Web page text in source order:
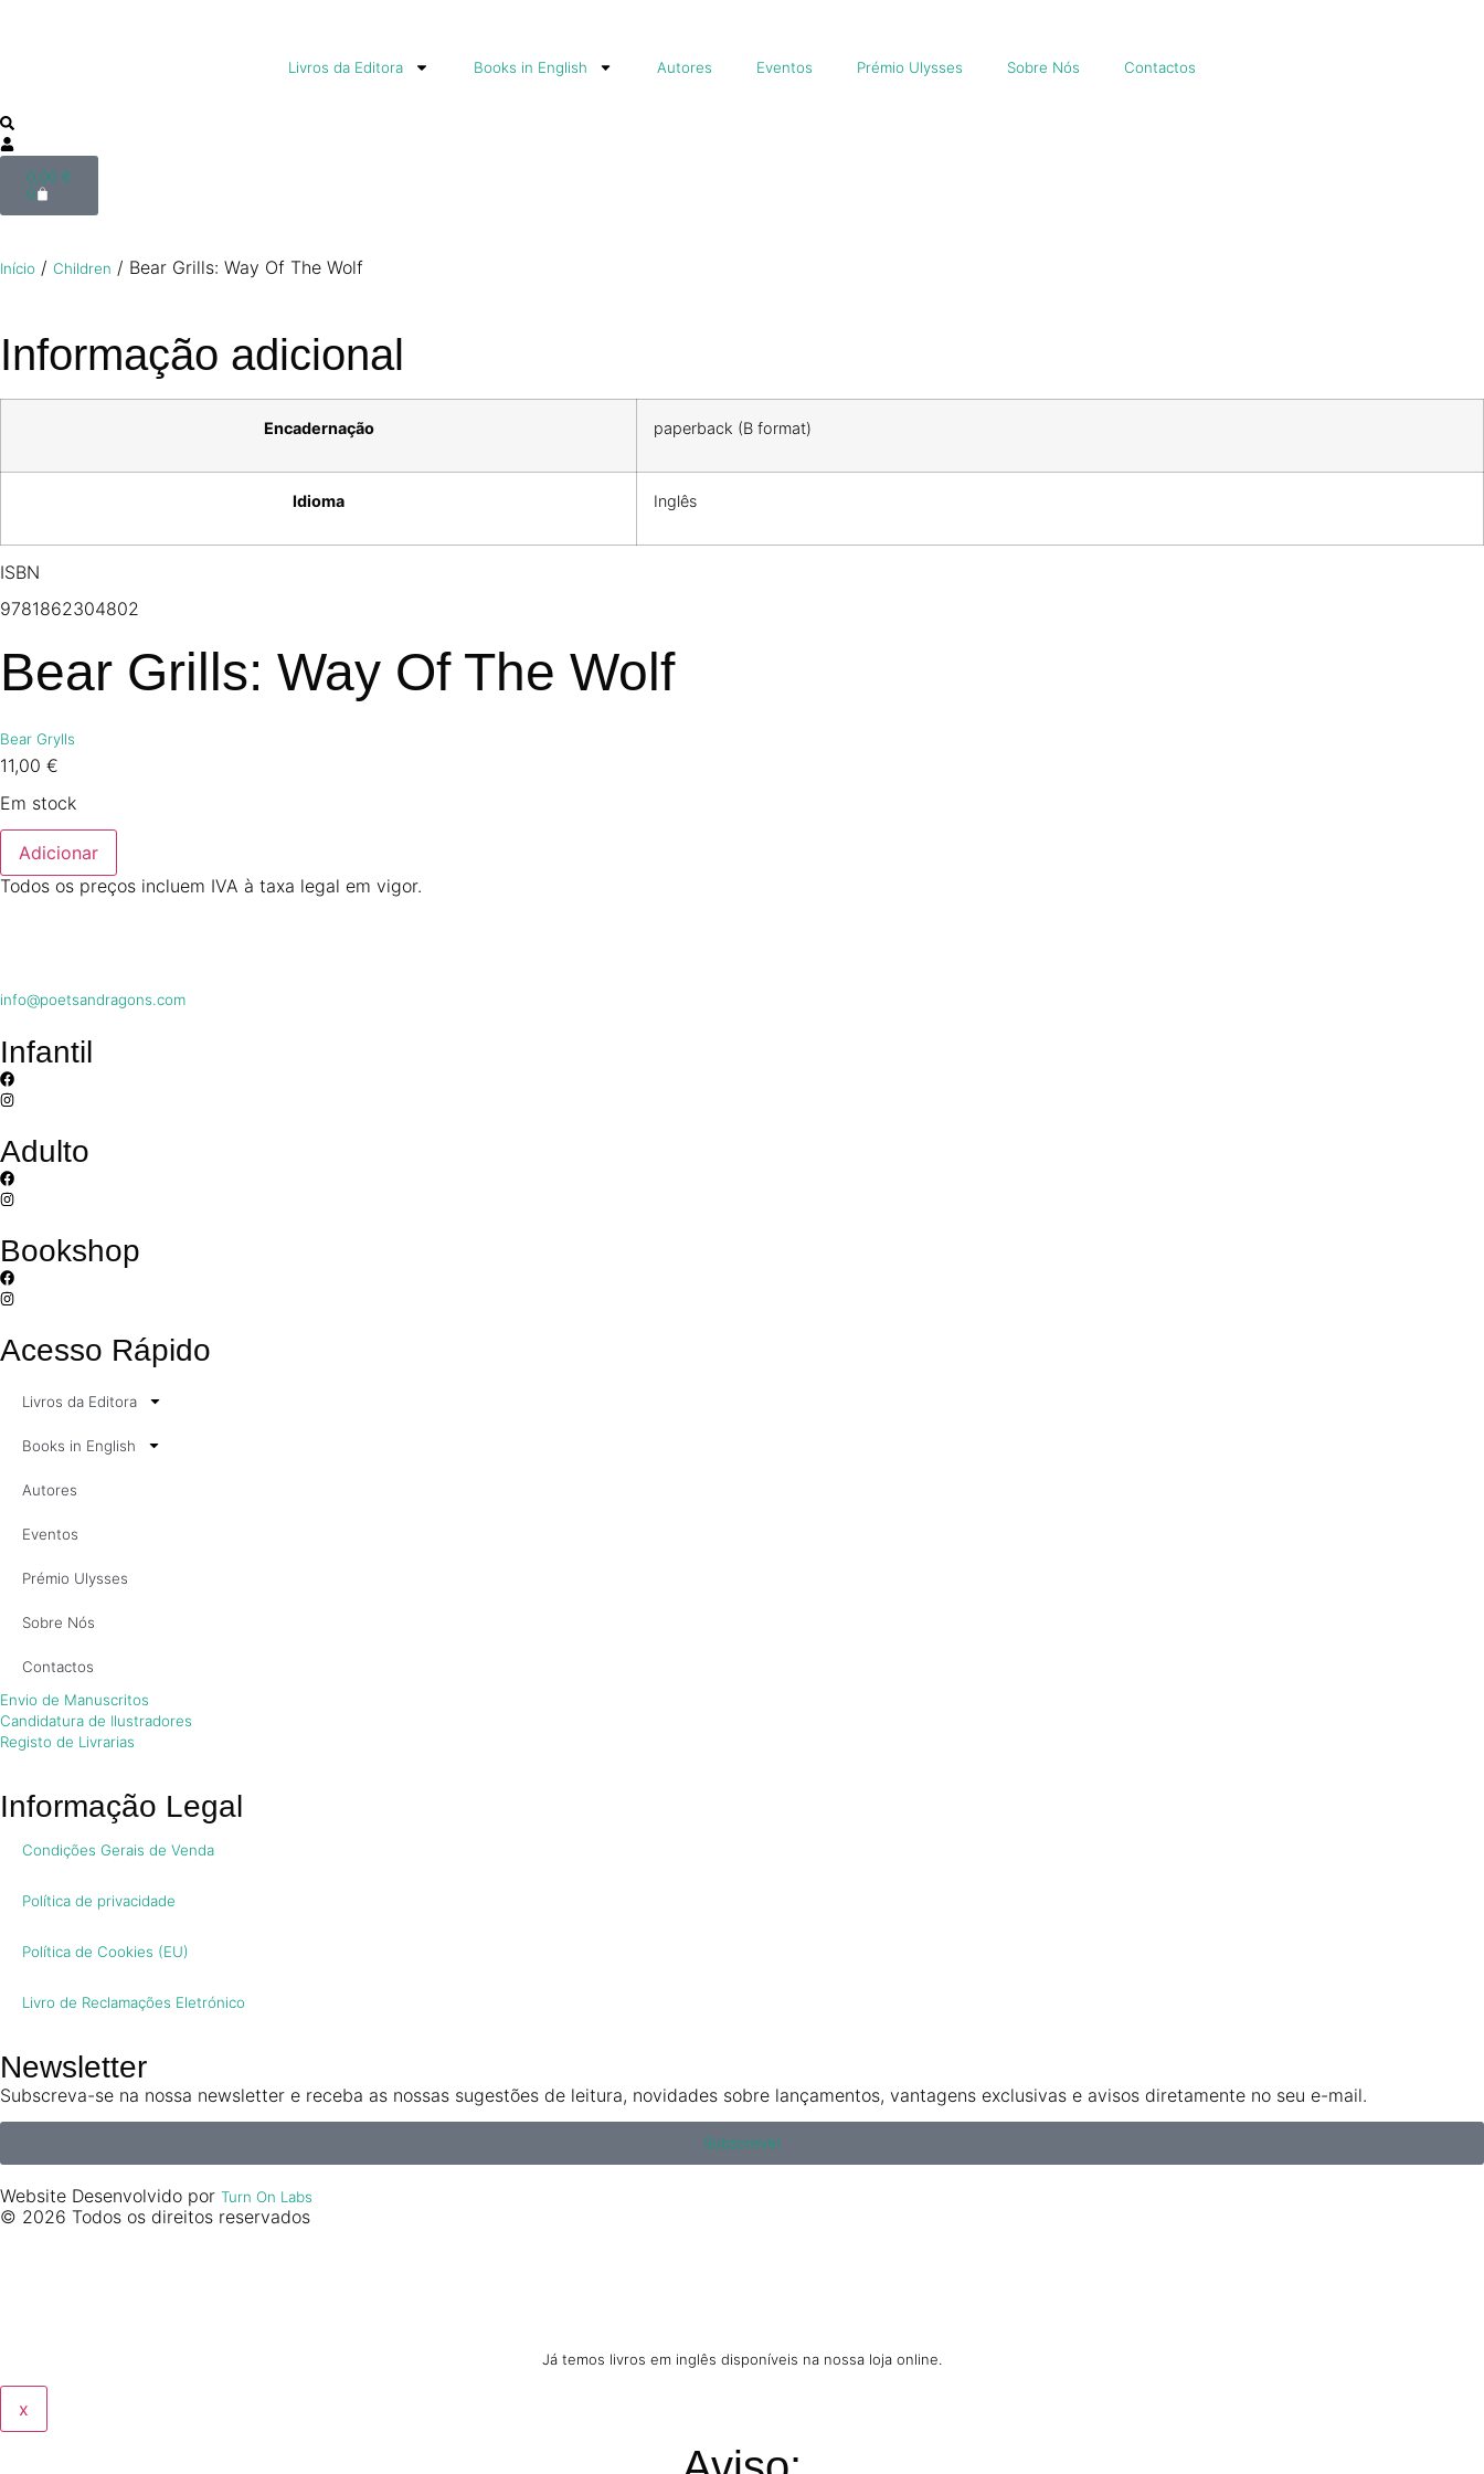
Livros da Editora Books in English Autores Eventos Prémio Ulysses Sobre Nós Contactos
0,00 €
0
Início / Children / Bear Grills: Way Of The Wolf
Informação adicional
Encadernação paperback (B format)
Idioma Inglês
ISBN
9781862304802
Bear Grills: Way Of The Wolf
Bear Grylls
11,00 €
Em stock
Adicionar
Todos os preços incluem IVA à taxa legal em vigor.
info@poetsandragons.com
Infantil
Adulto
Bookshop
Acesso Rápido
Livros da Editora
Books in English
Autores
Eventos
Prémio Ulysses
Sobre Nós
Contactos
Envio de Manuscritos
Candidatura de Ilustradores
Registo de Livrarias
Informação Legal
Condições Gerais de Venda
Política de privacidade
Política de Cookies (EU)
Livro de Reclamações Eletrónico
Newsletter
Subscreva-se na nossa newsletter e receba as nossas sugestões de leitura, novidades sobre lançamentos, vantagens exclusivas e avisos diretamente no seu e-mail.
Subscrever
Website Desenvolvido por Turn On Labs
© 2026 Todos os direitos reservados
Já temos livros em inglês disponíveis na nossa loja online.
x